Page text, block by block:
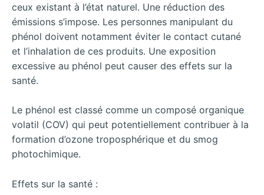
ceux existant à l’état naturel. Une réduction des
émissions s’impose. Les personnes manipulant du
phénol doivent notamment éviter le contact cutané
et l’inhalation de ces produits. Une exposition
excessive au phénol peut causer des effets sur la
santé.
Le phénol est classé comme un composé organique
volatil (COV) qui peut potentiellement contribuer à la
formation d’ozone troposphérique et du smog
photochimique.
Effets sur la santé :